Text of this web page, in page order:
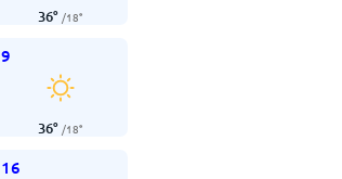
36° /18°
9
36° /18°
16